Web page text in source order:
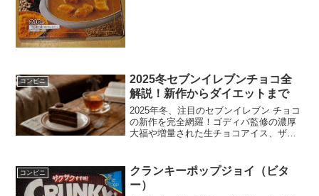
コンビニ
2025冬セブンイレブンチョコ全
解説！新作からダイエットまで
2025年冬、注目のセブンイレブン チョコ
の新作を完全網羅！ゴディバ監修の濃厚
大福や増量された生チョコアイス、ザク
ロリー商品の情報も満載。今年のセブン
イレブン チョコ選びに役立つ必見ガイド
です。
コンビニ
クランキーポップジョイ（ビタ
ー）